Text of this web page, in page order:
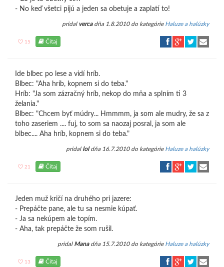
- No keď všetci pijú a jeden sa obetuje a zaplatí to!
pridal vercadňa 1.8.2010 do kategórie Haluze a halúzky
15 Čítaj
Ide blbec po lese a vidí hríb.
Blbec: "Aha hríb, kopnem si do teba."
Hríb: "Ja som zázračný hríb, nekop do mňa a splním ti 3
želania."
Blbec: "Chcem byť múdry... Hmmmm, ja som ale mudry, že sa z
toho zaseriem .... fuj, to som sa naozaj posral, ja som ale
blbec.... Aha hríb, kopnem si do teba."
pridal loldňa 16.7.2010 do kategórie Haluze a halúzky
21 Čítaj
Jeden muž kričí na druhého pri jazere:
- Prepáčte pane, ale tu sa nesmie kúpať.
- Ja sa nekúpem ale topím.
- Aha, tak prepáčte že som rušil.
pridal Manadňa 15.7.2010 do kategórie Haluze a halúzky
13 Čítaj